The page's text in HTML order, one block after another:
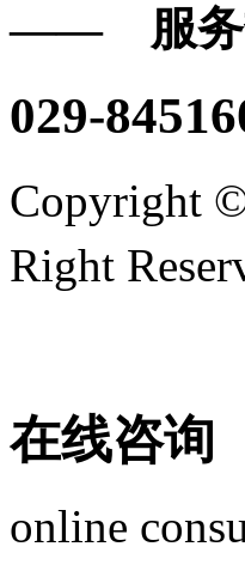
—— 服
029-
Copyright
Right
在线咨询
online